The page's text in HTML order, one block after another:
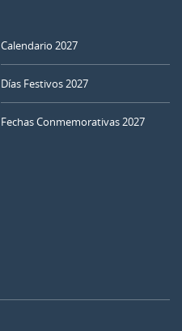
Calendario 2027
Días Festivos 2027
Fechas Conmemorativas 2027